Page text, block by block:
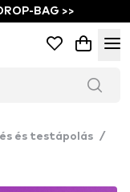
BAG >>
és testápolás /